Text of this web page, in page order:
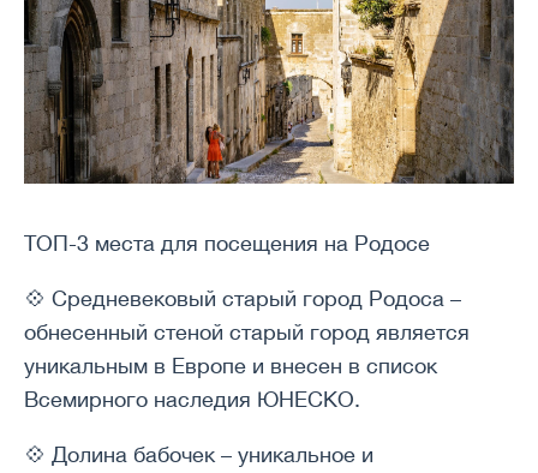
ТОП-3 места для посещения на Родосе
💠 Средневековый старый город Родоса –
обнесенный стеной старый город является
уникальным в Европе и внесен в список
Всемирного наследия ЮНЕСКО.
💠 Долина бабочек – уникальное и